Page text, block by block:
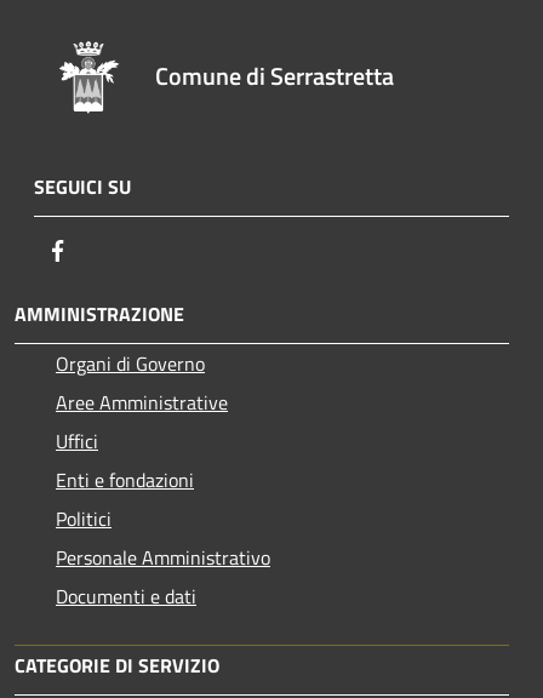
Comune di Serrastretta
SEGUICI SU
AMMINISTRAZIONE
Organi di Governo
Aree Amministrative
Uffici
Enti e fondazioni
Politici
Personale Amministrativo
Documenti e dati
CATEGORIE DI SERVIZIO